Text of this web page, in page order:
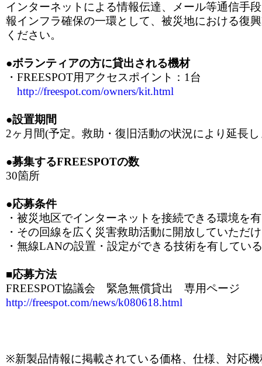
インターネットによる情報伝達、メール等通信手
報インフラ確保の一環として、被災地における復
ください。
●ボランティアの方に貸出される機材
・FREESPOT用アクセスポイント：1台
http://freespot.com/owners/kit.html
●設置期間
2ヶ月間(予定。救助・復旧活動の状況により延長
●募集するFREESPOTの数
30箇所
●応募条件
・被災地区でインターネットを接続できる環境を
・その回線を広く災害救助活動に開放していただ
・無線LANの設置・設定ができる技術を有してい
■応募方法
FREESPOT協議会 緊急無償貸出 専用ページ
http://freespot.com/news/k080618.html
※新製品情報に掲載されている価格、仕様、対応